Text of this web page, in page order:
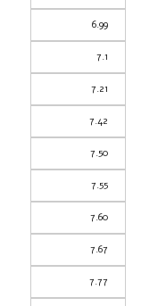
6.99
7.1
7.21
7.42
7.50
7.55
7.60
7.67
7.77